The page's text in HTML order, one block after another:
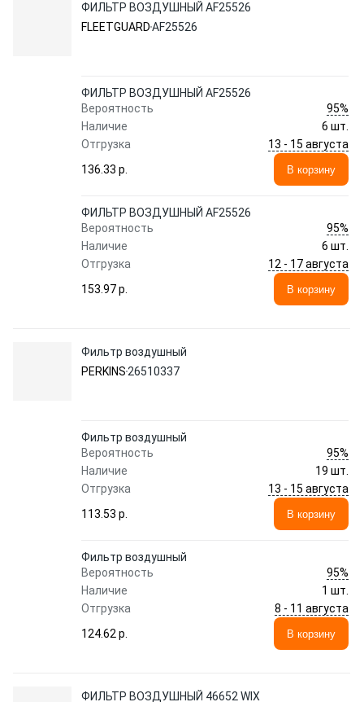
ФИЛЬТР ВОЗДУШНЫЙ AF25526
FLEETGUARDAF25526
ФИЛЬТР ВОЗДУШНЫЙ AF25526
Вероятность
95%
Наличие
6 шт.
Отгрузка
13 - 15 августа
136.33 p.
В корзину
ФИЛЬТР ВОЗДУШНЫЙ AF25526
Вероятность
95%
Наличие
6 шт.
Отгрузка
12 - 17 августа
153.97 p.
В корзину
Фильтр воздушный
PERKINS 26510337
Фильтр воздушный
Вероятность
95%
Наличие
19 шт.
Отгрузка
13 - 15 августа
113.53 p.
В корзину
Фильтр воздушный
Вероятность
95%
Наличие
1 шт.
Отгрузка
8 - 11 августа
124.62 p.
В корзину
ФИЛЬТР ВОЗДУШНЫЙ 46652 WIX